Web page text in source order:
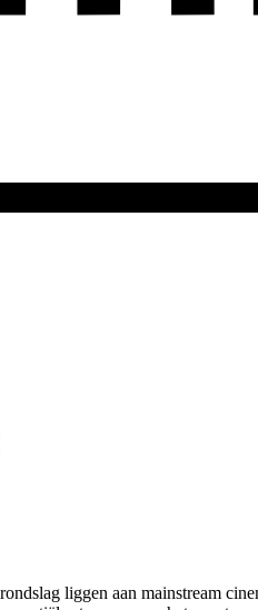
liggen aan mainstream